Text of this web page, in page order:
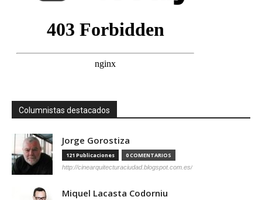
Columnistas destacados
Jorge Gorostiza
121 Publicaciones 0 COMENTARIOS
http://cinearquitecturaciudad.blogspot.com.es/
Miquel Lacasta Codorniu